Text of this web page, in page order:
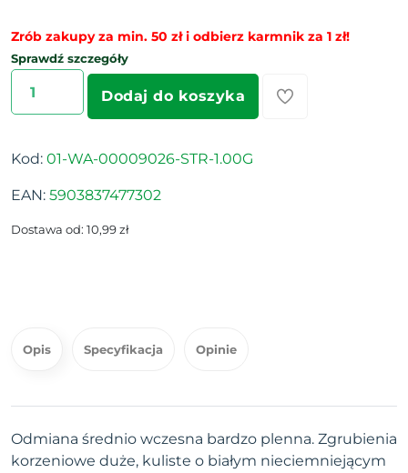
Zrób zakupy za min. 50 zł i odbierz karmnik za 1 zł!
Sprawdź szczegóły
Dodaj do koszyka
Kod: 01-WA-00009026-STR-1.00G
EAN: 5903837477302
Dostawa od: 10,99 zł
Opis Specyfikacja Opinie
Odmiana średnio wczesna bardzo plenna. Zgrubienia
korzeniowe duże, kuliste o białym nieciemniejącym